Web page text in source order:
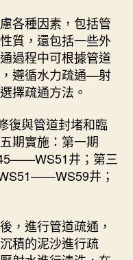
各種因素，包括管
質，還包括一些外
過程中可根據管道
遵循水力疏通—射
擇疏通方法。
復與管道封堵和臨
期實施：第一期
井；第三
井；
，進行管道疏通，
積的泥沙進行疏